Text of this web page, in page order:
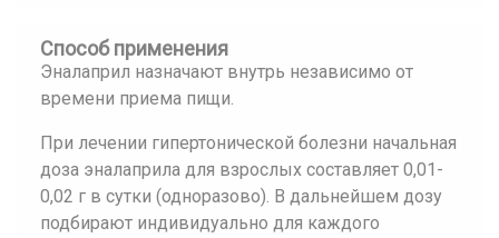
Способ применения
Эналаприл назначают внутрь независимо от
времени приема пищи.
При лечении гипертонической болезни начальная
доза эналаприла для взрослых составляет 0,01-
0,02 г в сутки (одноразово). В дальнейшем дозу
подбирают индивидуально для каждого